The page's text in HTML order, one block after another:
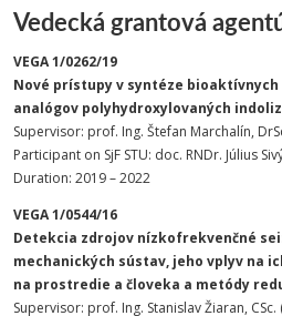
Vedecká grantová
VEGA 1/0262/19
Nové prístupy v syntéze
analógov polyhydroxylovaných
Supervisor: prof. Ing. Štefan Marchalín,
Participant on SjF STU: doc. RNDr. Július
Duration: 2019 – 2022
VEGA 1/0544/16
Detekcia zdrojov nízkofrekvenčné
mechanických sústav, jeho vplyv na
na prostredie a človeka a metódy
Supervisor: prof. Ing. Stanislav Žiaran, CSc.